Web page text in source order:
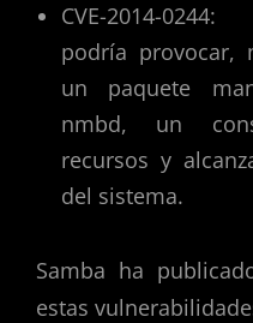
CVE-2014-
podría provocar,
un paquete
nmbd, un
recursos y
del sistema.
Samba ha
estas